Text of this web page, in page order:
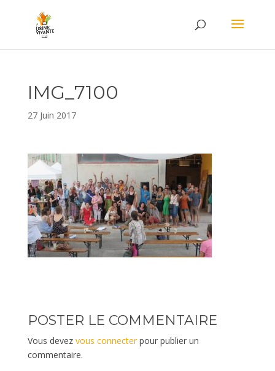
IMG_7100
27 Juin 2017
POSTER LE COMMENTAIRE
Vous devez vous connecterpour publier un
commentaire.